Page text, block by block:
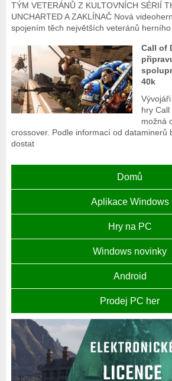
TÝM VETERÁNŮ Z KULTOVNÍCH SÉRIÍ
UNCHARTED A ZAKLÍNAČ Nová
spojením těch největších veteránů
Call of
40k
hry Call
možná
crossover. Podle informací od dataminerů
dostat
Domů
Aplikace Windows
Hry na PC
Windows novinky
Android
Prodej PC her